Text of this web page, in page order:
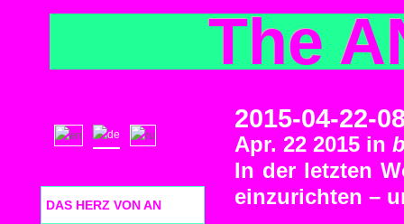
The
2015-04-22-
Apr. 22 2015 in
In der letzten
einzurichten –
DAS HERZ VON AN